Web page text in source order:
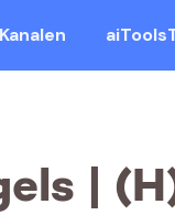
Kanalen
|